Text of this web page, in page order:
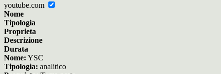
youtube.com
Nome
Tipologia
Proprieta
Descrizione
Durata
Nome: YSC
Tipologia: analitico